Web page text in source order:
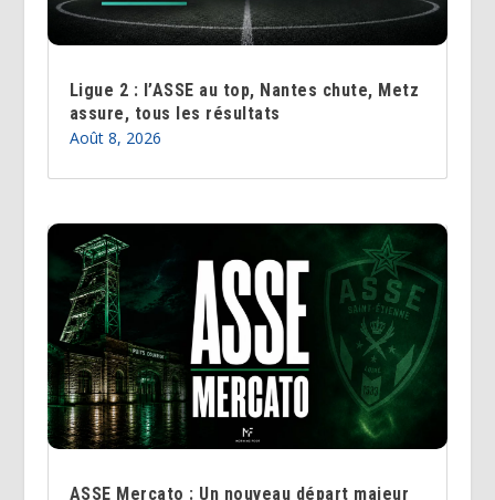
Ligue 2 : l’ASSE au top, Nantes chute, Metz
assure, tous les résultats
Août 8, 2026
ASSE Mercato : Un nouveau départ majeur